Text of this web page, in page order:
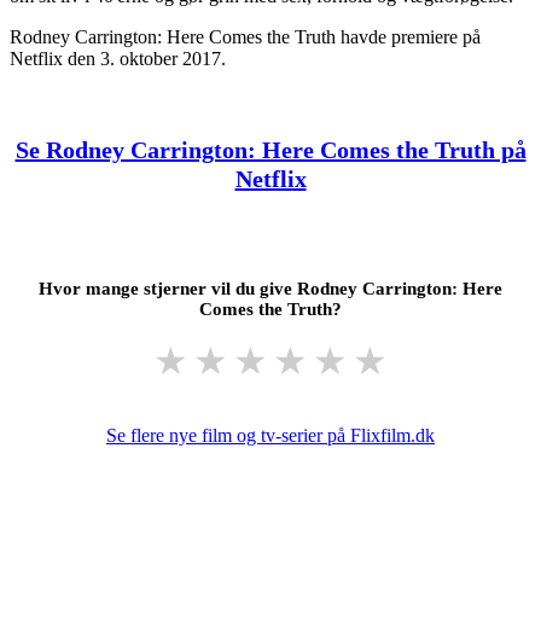
Rodney Carrington: Here Comes the Truth havde premiere på
Netflix den 3. oktober 2017.
Se Rodney Carrington: Here Comes the Truth på
Netflix
Hvor mange stjerner vil du give Rodney Carrington: Here
Comes the Truth?
★ ★ ★ ★ ★ ★
Se flere nye film og tv-serier på Flixfilm.dk